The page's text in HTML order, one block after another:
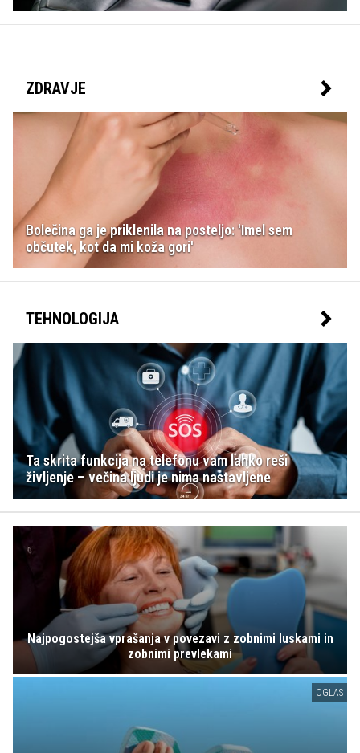
ZDRAVJE
Bolečina ga je priklenila na posteljo: 'Imel sem
občutek, kot da mi koža gori'
TEHNOLOGIJA
Ta skrita funkcija na telefonu vam lahko reši
življenje – večina ljudi je nima nastavljene
Najpogostejša vprašanja v povezavi z zobnimi luskami in
zobnimi prevlekami
OGLAS